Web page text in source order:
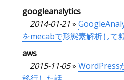
googleanalytics
2014-01-21»
をmecabで形態素解析して
aws
2015-11-05» WordPress